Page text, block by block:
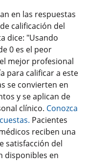
en las respuestas
calificación del
dice: "Usando
0 es el peor
mejor profesional
para calificar a este
se convierten en
y se aplican de
clínico. Conozca
Pacientes
reciben una
satisfacción del
disponibles en